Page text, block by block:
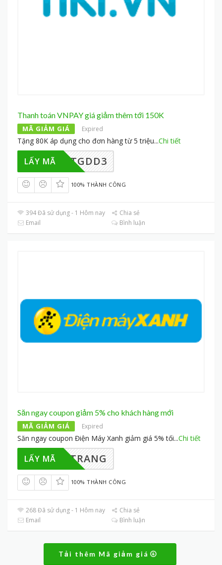
Thanh toán VNPAY giá giảm thêm tới 150K
MÃ GIẢM GIÁ Expired
Tặng 80K áp dụng cho đơn hàng từ 5 triệu...Chi tiết
PAYTGDD3
LẤY MÃ
100% THÀNH CÔNG
394 Đã sử dụng - 1 Hôm nay
Chia sẻ
Email
Bình luận
Săn ngay coupon giảm 5% cho khách hàng mới
MÃ GIẢM GIÁ Expired
Săn ngay coupon Điện Máy Xanh giảm giá 5% tối...Chi tiết
AI TRANG
LẤY MÃ
100% THÀNH CÔNG
268 Đã sử dụng - 1 Hôm nay
Chia sẻ
Email
Bình luận
Tải thêm Mã giảm giá